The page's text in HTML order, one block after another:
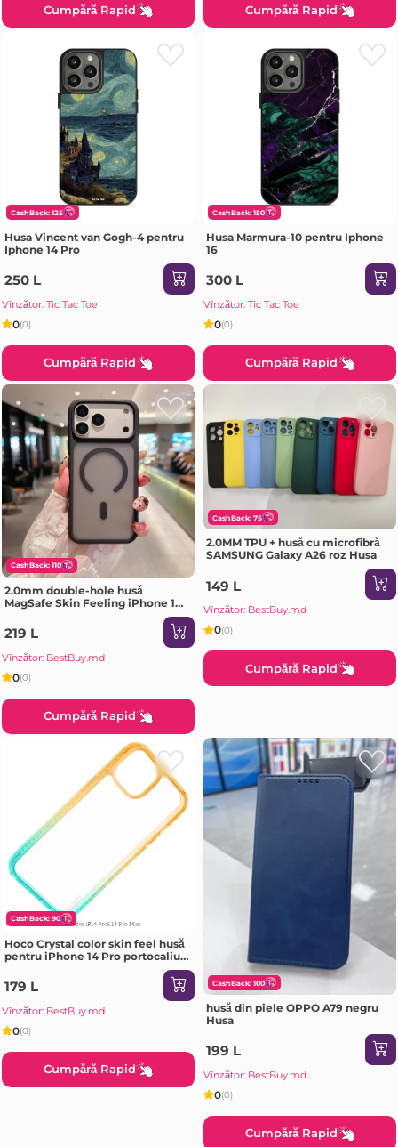
Cumpără Rapid Cumpără Rapid
CashBack: 125
Husa Vincent van Gogh-4 pentru
Iphone 14 Pro
250 L
Vînzător: Tic Tac Toe
0(0)
Cumpără Rapid
CashBack: 150
Husa Marmura-10 pentru Iphone
16
300 L
Vînzător: Tic Tac Toe
0(0)
Cumpără Rapid
CashBack: 110
2.0mm double-hole husă
MagSafe Skin Feeling iPhone 17
219 L
Vînzător: BestBuy.md
0(0)
Cumpără Rapid
CashBack: 75
2.0MM TPU + husă cu microfibră
SAMSUNG Galaxy A26 roz Husa
149 L
Vînzător: BestBuy.md
0(0)
Cumpără Rapid
CashBack: 90
Hoco Crystal color skin feel husă
pentru iPhone 14 Pro portocaliu
179 L
Vînzător: BestBuy.md
0(0)
Cumpără Rapid
CashBack: 100
husă din piele OPPO A79 negru
Husa
199 L
Vînzător: BestBuy.md
0(0)
Cumpără Rapid